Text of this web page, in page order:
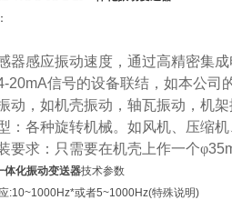
器感应振动速度，通过高精密集
20mA信号的设备联结，如本公司
动，如机壳振动，轴瓦振动，机架
：各种旋转机械。如风机、压缩
要求：只需要在机壳上作一个φ
体化振动变送器技术参数
:10~1000Hz*或者5~1000Hz(特殊说明)